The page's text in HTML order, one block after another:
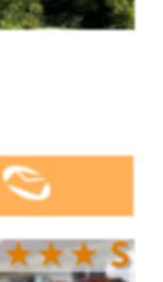
★★★S